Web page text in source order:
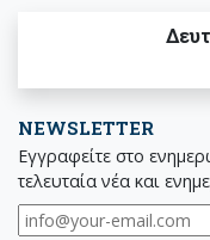
NEWSLETTER
Εγγραφείτε στο
τελευταία νέα και